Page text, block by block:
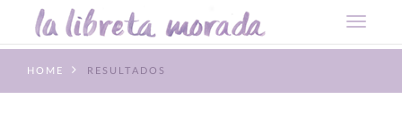
HOME RESULTADOS